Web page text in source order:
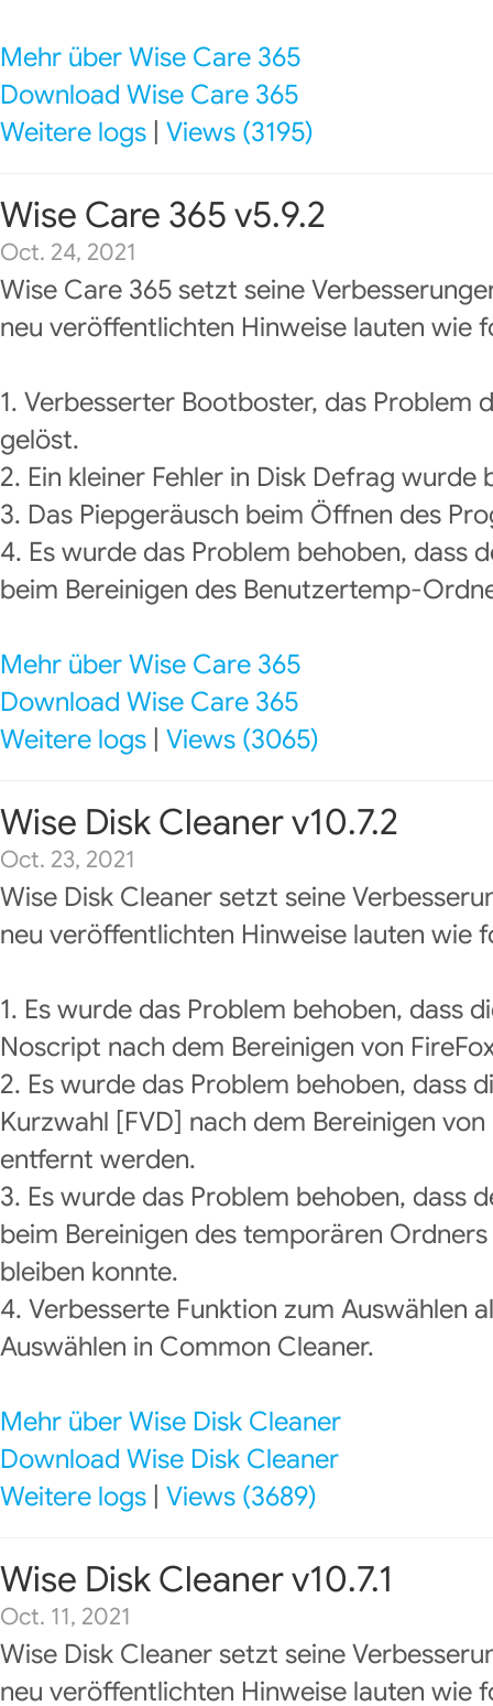
Mehr über Wise Care 365
Download Wise Care 365
Weitere logs Views (3195)
Wise Care 365 v5.9.2
Oct. 24, 2021
Wise Care 365 setzt seine
neu veröffentlichten Hinweise lauten wie
1. Verbesserter Bootboster, das Problem
gelöst.
2. Ein kleiner Fehler in Disk Defrag wurde
3. Das Piepgeräusch beim Öffnen des
4. Es wurde das Problem behoben, dass
beim Bereinigen des Benutzertemp-
Mehr über Wise Care 365
Download Wise Care 365
Weitere logs Views (3065)
Wise Disk Cleaner v10.7.2
Oct. 23, 2021
Wise Disk Cleaner setzt seine
neu veröffentlichten Hinweise lauten wie
1. Es wurde das Problem behoben, dass
Noscript nach dem Bereinigen von
2. Es wurde das Problem behoben, dass
Kurzwahl [FVD] nach dem Bereinigen
entfernt werden.
3. Es wurde das Problem behoben, dass
beim Bereinigen des temporären
bleiben konnte.
4. Verbesserte Funktion zum Auswählen
Auswählen in Common Cleaner.
Mehr über Wise Disk Cleaner
Download Wise Disk Cleaner
Weitere logs Views (3689)
Wise Disk Cleaner v10.7.1
Oct. 11, 2021
Wise Disk Cleaner setzt seine
neu veröffentlichten Hinweise lauten wie